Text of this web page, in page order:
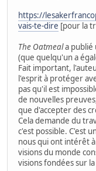
https://
vais-te-dire [pour la
The Oatmeala publié
(que quelqu'un a
Fait important,
l'esprit à protéger
pas qu'il est
de nouvelles
que d'accepter des
Cela demande du
c'est possible. C'est
nous qui ont intérêt
visions du monde
visions fondées sur